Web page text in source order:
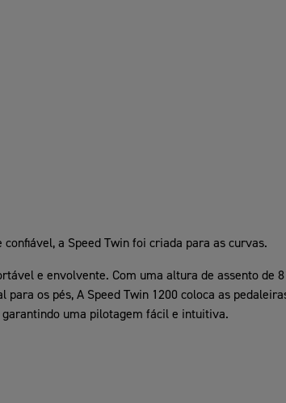
a Speed Twin foi criada para as curvas.
e envolvente. Com uma altura de assento de
para os pés, A Speed Twin 1200 coloca as
garantindo uma pilotagem fácil e intuitiva.